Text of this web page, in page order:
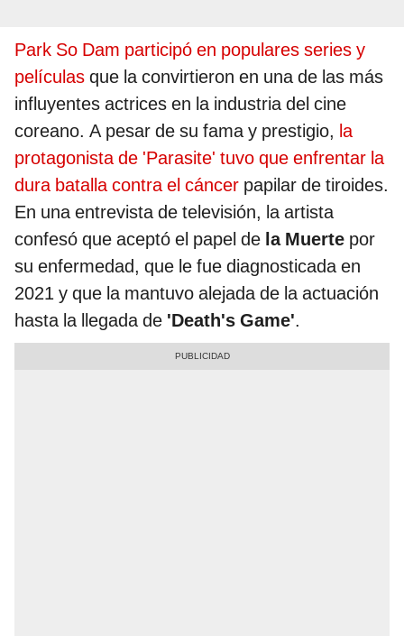
Park So Dam participó en populares series y
películas que la convirtieron en una de las más
influyentes actrices en la industria del cine
coreano. A pesar de su fama y prestigio, la
protagonista de 'Parasite' tuvo que enfrentar la
dura batalla contra el cáncer papilar de tiroides.
En una entrevista de televisión, la artista
confesó que aceptó el papel de la Muerte por
su enfermedad, que le fue diagnosticada en
2021 y que la mantuvo alejada de la actuación
hasta la llegada de 'Death's Game'.